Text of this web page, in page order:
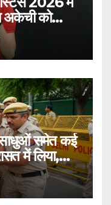
अकेची को
साधुओं समेत कई
में लिया,